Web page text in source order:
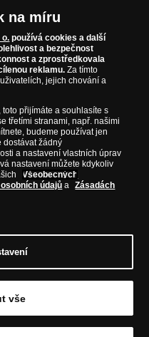
PRODUKTY NA
produkt opět skladem.
nákup
661/4, 186 00 Praha 8; Tel.:
na míru
o. používá cookies a další
a bezpečnost
a zprostředkovala
reklamu. Za tímto
jejich chování a
, toto přijímáte a souhlasíte s
třetími stranami, např. našimi
budeme používat jen
dostávat žádný
a nastavení vlastních úprav
nastavení můžete kdykoliv
Všeobecných
údajů a
Zásadách
vše